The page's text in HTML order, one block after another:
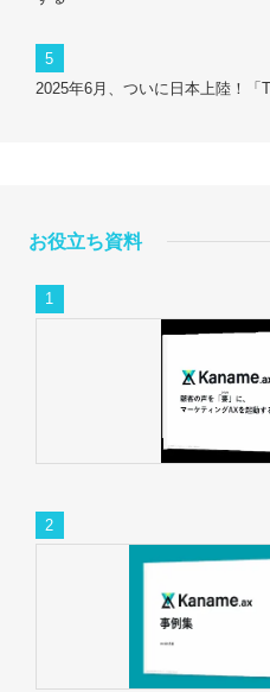
2025年6月、ついに日本上陸！「
お役立ち資料